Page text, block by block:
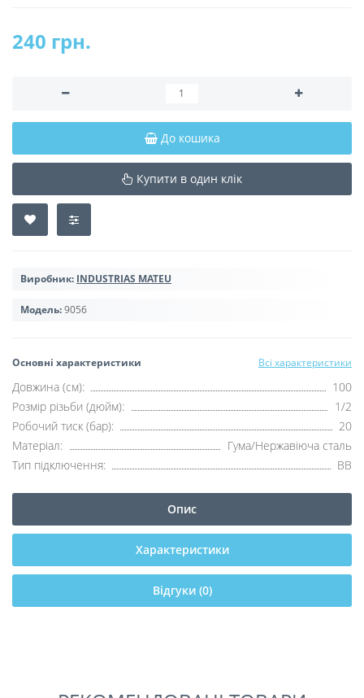
240 грн.
До кошика
Купити в один клік
Виробник: INDUSTRIAS MATEU
Модель:9056
Основні характеристики Всі характеристики
Довжина (см):
100
Розмір різьби (дюйм):
1/2
Робочий тиск (бар):
20
Матеріал:
Гума/Нержавіюча сталь
Тип підключення:
ВВ
Опис
Характеристики
Відгуки (0)